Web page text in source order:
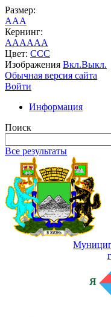
Размер:
AAA
Кернинг:
AAAAAA
Цвет: CCC
Изображения Вкл.Выкл.
Обычная версия сайта
Войти
Информация
Поиск
Все результаты
Я